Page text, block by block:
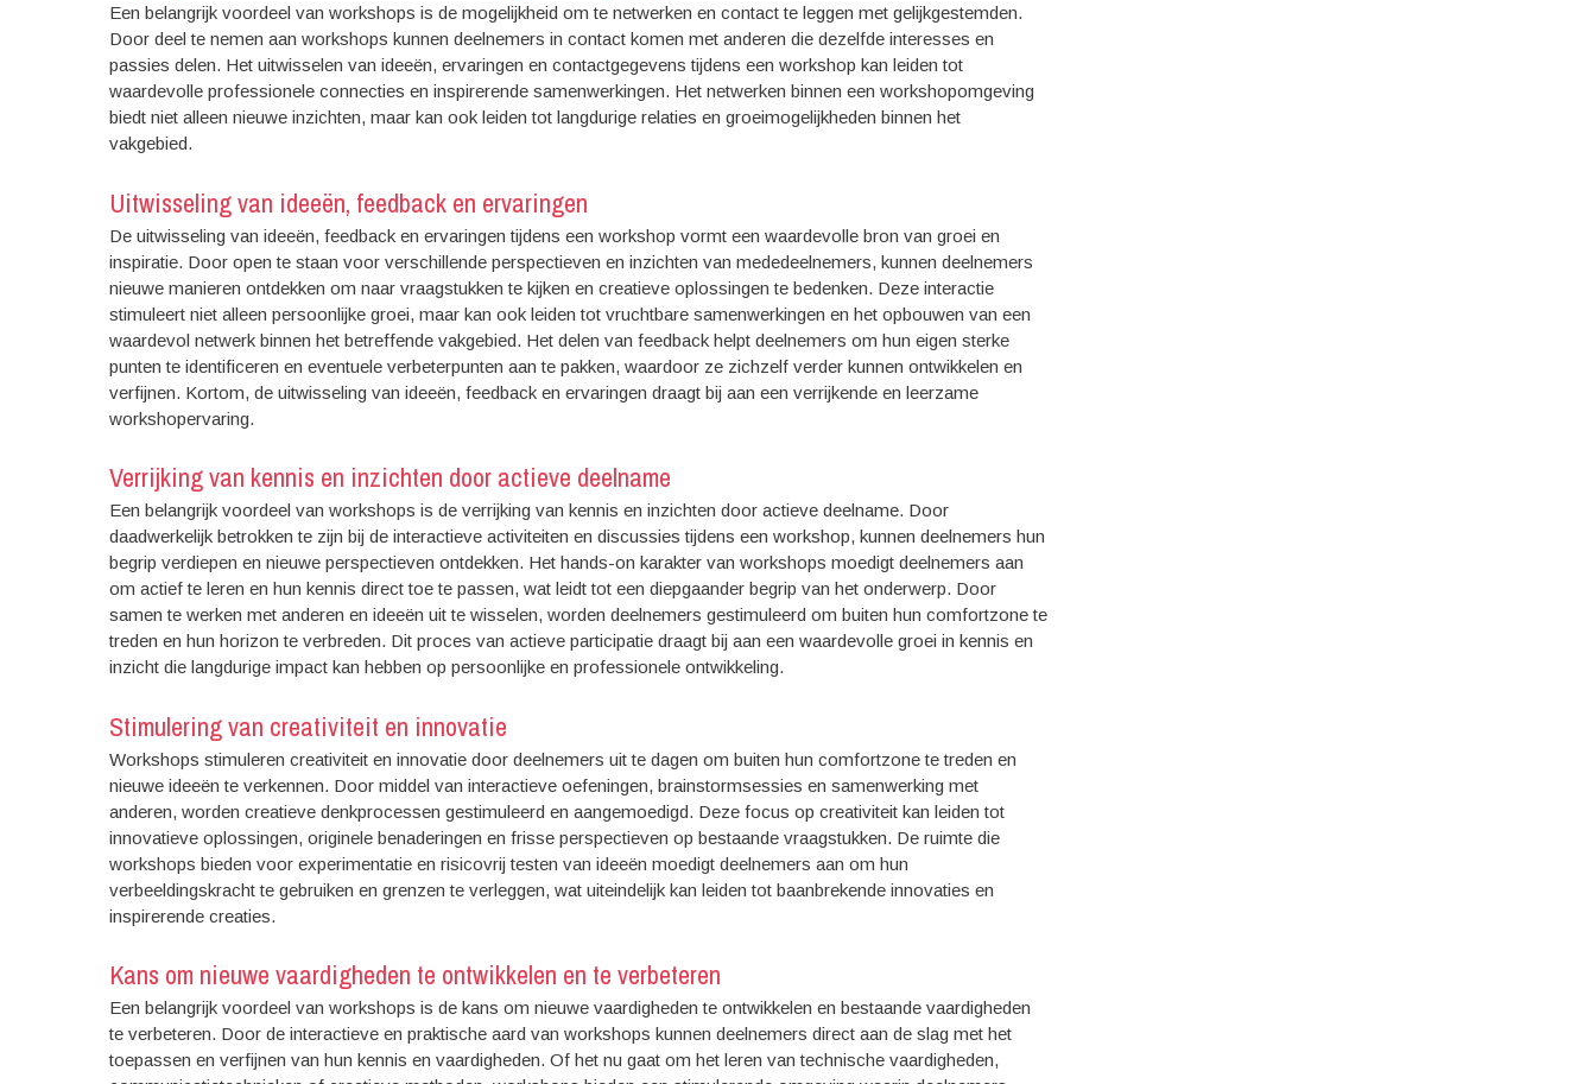
Een belangrijk voordeel van workshops is de mogelijkheid om te netwerken en contact te leggen met gelijkgestemden.
Door deel te nemen aan workshops kunnen deelnemers in contact komen met anderen die dezelfde interesses en
passies delen. Het uitwisselen van ideeën, ervaringen en contactgegevens tijdens een workshop kan leiden tot
waardevolle professionele connecties en inspirerende samenwerkingen. Het netwerken binnen een workshopomgeving
biedt niet alleen nieuwe inzichten, maar kan ook leiden tot langdurige relaties en groeimogelijkheden binnen het
vakgebied.
Uitwisseling van ideeën, feedback en ervaringen
De uitwisseling van ideeën, feedback en ervaringen tijdens een workshop vormt een waardevolle bron van groei en
inspiratie. Door open te staan voor verschillende perspectieven en inzichten van mededeelnemers, kunnen deelnemers
nieuwe manieren ontdekken om naar vraagstukken te kijken en creatieve oplossingen te bedenken. Deze interactie
stimuleert niet alleen persoonlijke groei, maar kan ook leiden tot vruchtbare samenwerkingen en het opbouwen van een
waardevol netwerk binnen het betreffende vakgebied. Het delen van feedback helpt deelnemers om hun eigen sterke
punten te identificeren en eventuele verbeterpunten aan te pakken, waardoor ze zichzelf verder kunnen ontwikkelen en
verfijnen. Kortom, de uitwisseling van ideeën, feedback en ervaringen draagt bij aan een verrijkende en leerzame
workshopervaring.
Verrijking van kennis en inzichten door actieve deelname
Een belangrijk voordeel van workshops is de verrijking van kennis en inzichten door actieve deelname. Door
daadwerkelijk betrokken te zijn bij de interactieve activiteiten en discussies tijdens een workshop, kunnen deelnemers hun
begrip verdiepen en nieuwe perspectieven ontdekken. Het hands-on karakter van workshops moedigt deelnemers aan
om actief te leren en hun kennis direct toe te passen, wat leidt tot een diepgaander begrip van het onderwerp. Door
samen te werken met anderen en ideeën uit te wisselen, worden deelnemers gestimuleerd om buiten hun comfortzone te
treden en hun horizon te verbreden. Dit proces van actieve participatie draagt bij aan een waardevolle groei in kennis en
inzicht die langdurige impact kan hebben op persoonlijke en professionele ontwikkeling.
Stimulering van creativiteit en innovatie
Workshops stimuleren creativiteit en innovatie door deelnemers uit te dagen om buiten hun comfortzone te treden en
nieuwe ideeën te verkennen. Door middel van interactieve oefeningen, brainstormsessies en samenwerking met
anderen, worden creatieve denkprocessen gestimuleerd en aangemoedigd. Deze focus op creativiteit kan leiden tot
innovatieve oplossingen, originele benaderingen en frisse perspectieven op bestaande vraagstukken. De ruimte die
workshops bieden voor experimentatie en risicovrij testen van ideeën moedigt deelnemers aan om hun
verbeeldingskracht te gebruiken en grenzen te verleggen, wat uiteindelijk kan leiden tot baanbrekende innovaties en
inspirerende creaties.
Kans om nieuwe vaardigheden te ontwikkelen en te verbeteren
Een belangrijk voordeel van workshops is de kans om nieuwe vaardigheden te ontwikkelen en bestaande vaardigheden
te verbeteren. Door de interactieve en praktische aard van workshops kunnen deelnemers direct aan de slag met het
toepassen en verfijnen van hun kennis en vaardigheden. Of het nu gaat om het leren van technische vaardigheden,